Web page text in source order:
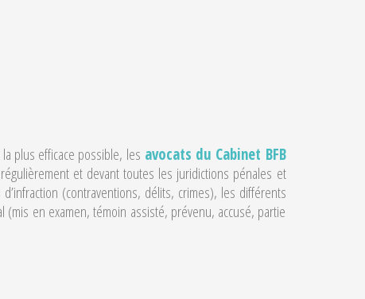
plus efficace possible, les avocats du Cabinet BFB
et devant toutes les juridictions pénales et
(contraventions, délits, crimes), les différents
(mis en examen, témoin assisté, prévenu, accusé, partie